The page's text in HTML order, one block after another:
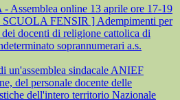
Assemblea online 13 aprile ore 17-19
FENSIR ] Adempimenti per
docenti di religione cattolica di
soprannumerari a.s.
un'assemblea sindacale ANIEF
del personale docente delle
dell'intero territorio Nazionale